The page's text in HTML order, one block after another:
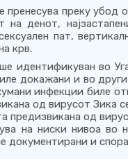
пренесува преку
на денот,
пат,
крв.
идентификуван во
докажани и во
инфекции биле
од вирусот Зика
предизвикана од
на ниски нивоа во
документирани и